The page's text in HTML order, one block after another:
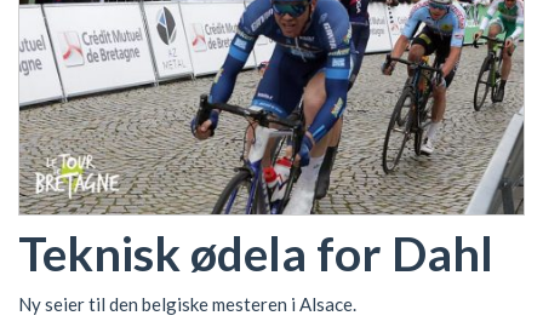
Teknisk ødela for Dahl
Ny seier til den belgiske mesteren i Alsace.